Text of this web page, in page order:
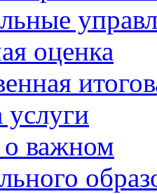
оценка
о важном